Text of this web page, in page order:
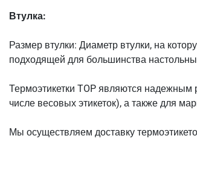
Втулка:
Размер втулки: Диаметр втулки, на
подходящей для большинства
Термоэтикетки TOP являются
числе весовых этикеток), а также для
Мы осуществляем доставку